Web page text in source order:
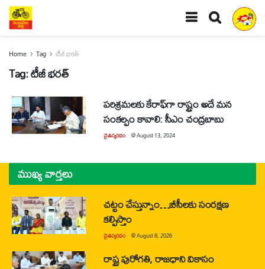
Home Tag టీజీ భరత్
Tag:టీజీ భరత్
పరిశ్రమలకు కేరాఫ్‌గా రాష్ట్రం అదే మన
సంకల్పం కావాలి: సీఎం చంద్రబాబు
చైతన్యరధం @August 13, 2024
ముఖ్య వార్తలు
చట్టం చేస్తున్నాం…బీసీలకు సంరక్షణ
కల్పిస్తాం
చైతన్యరధం @August 8, 2026
రాష్ట్ర పురోగతి, రాజధాని వికాసం